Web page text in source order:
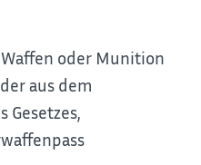
oder Munition
aus dem
Gesetzes,